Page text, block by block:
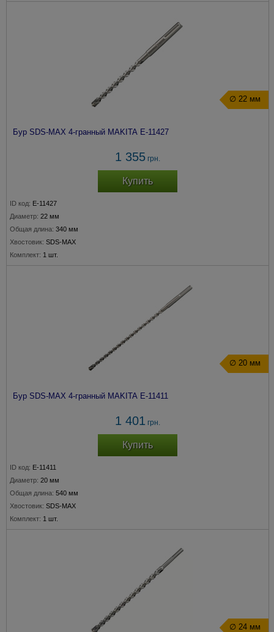
∅ 22 мм
Бур SDS-MAX 4-гранный MAKITA E-11427
1 355 грн.
Купить
ID код: E-11427
Диаметр: 22 мм
Общая длина: 340 мм
Хвостовик: SDS-MAX
Комплект: 1 шт.
∅ 20 мм
Бур SDS-MAX 4-гранный MAKITA E-11411
1 401 грн.
Купить
ID код: E-11411
Диаметр: 20 мм
Общая длина: 540 мм
Хвостовик: SDS-MAX
Комплект: 1 шт.
∅ 24 мм